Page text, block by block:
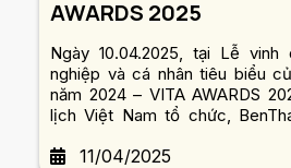
AWARDS 2025
Ngày 10.04.2025, tại Lễ vinh
nghiệp và cá nhân tiêu biểu
năm 2024 – VITA AWARDS
lịch Việt Nam tổ chức,
quan trọng.
11/04/2025